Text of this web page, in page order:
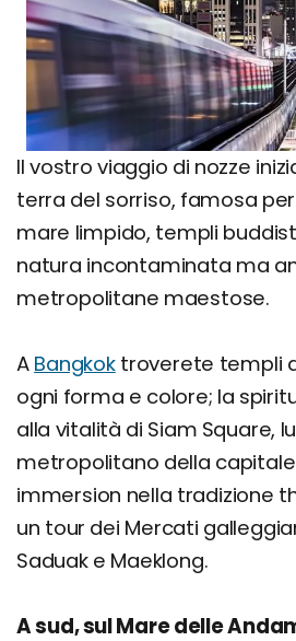
Il vostro viaggio di nozze
terra del sorriso, famosa
mare limpido, templi
natura incontaminata ma
metropolitane maestose.
A Bangkoktroverete templi
ogni forma e colore; la
alla vitalità di Siam Square,
metropolitano della
immersion nella tradizione
un tour dei Mercati
Saduak e Maeklong.
A sud, sul Mare delle